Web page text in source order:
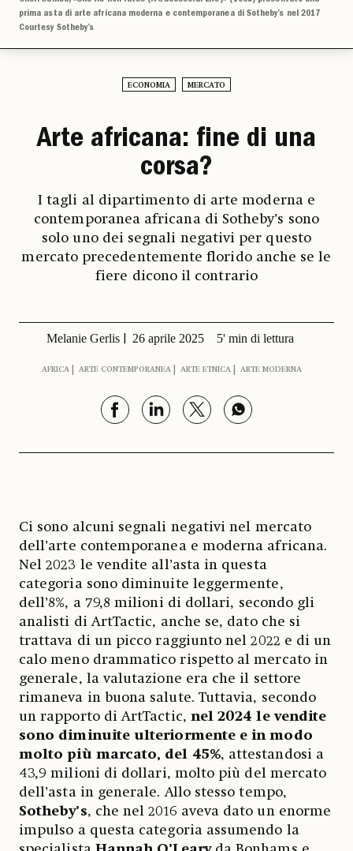
prima asta di arte africana moderna e contemporanea di Sotheby’s nel 2017
Courtesy Sotheby’s
ECONOMIA MERCATO
Arte africana: fine di una
corsa?
I tagli al dipartimento di arte moderna e
contemporanea africana di Sotheby’s sono
solo uno dei segnali negativi per questo
mercato precedentemente florido anche se le
fiere dicono il contrario
Melanie Gerlis 26 aprile 2025 5' min di lettura
AFRICA ARTE CONTEMPORANEA ARTE ETNICA ARTE MODERNA
Ci sono alcuni segnali negativi nel mercato
dell’arte contemporanea e moderna africana.
Nel 2023 le vendite all’asta in questa
categoria sono diminuite leggermente,
dell’8%, a 79,8 milioni di dollari, secondo gli
analisti di ArtTactic, anche se, dato che si
trattava di un picco raggiunto nel 2022 e di un
calo meno drammatico rispetto al mercato in
generale, la valutazione era che il settore
rimaneva in buona salute. Tuttavia, secondo
un rapporto di ArtTactic, nel 2024 le vendite
sono diminuite ulteriormente e in modo
molto più marcato, del 45%, attestandosi a
43,9 milioni di dollari, molto più del mercato
dell’asta in generale. Allo stesso tempo,
Sotheby’s, che nel 2016 aveva dato un enorme
impulso a questa categoria assumendo la